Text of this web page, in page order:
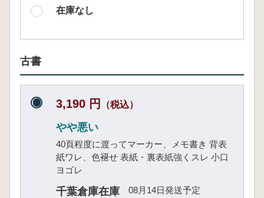
在庫なし
古書
3,190 円 （税込）
やや悪い
40頁程度に渡ってマーカー、メモ書き 背表
紙ワレ、色褪せ 表紙・裏表紙強くスレ 小口
ヨゴレ
千葉倉庫在庫 08月14日発送予定